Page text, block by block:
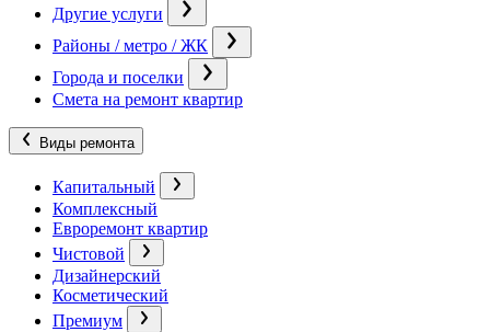
Другие услуги
Районы / метро / ЖК
Города и поселки
Смета на ремонт квартир
Виды ремонта
Капитальный
Комплексный
Евроремонт квартир
Чистовой
Дизайнерский
Косметический
Премиум